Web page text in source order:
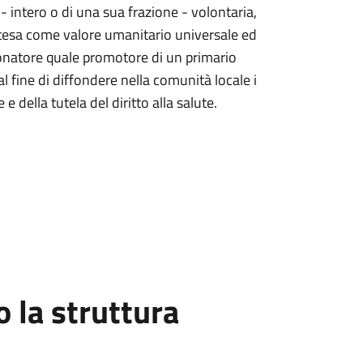
intero o di una sua frazione - volontaria,
come valore umanitario universale ed
quale promotore di un primario
fine di diffondere nella comunità locale i
e della tutela del diritto alla salute.
la struttura